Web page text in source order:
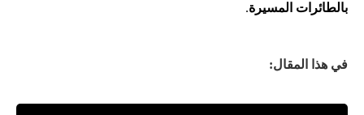
بالطائرات المسيرة.
في هذا المقال: